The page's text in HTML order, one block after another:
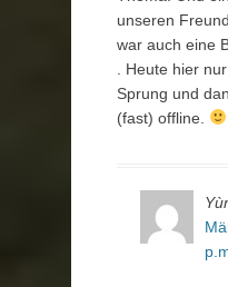
unseren
war auch eine
. Heute hier
Sprung und
(fast) offline.